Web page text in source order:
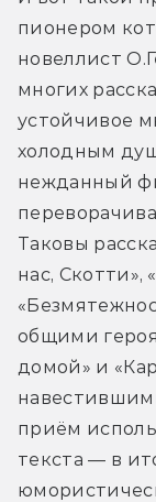
пионером
новеллист
многих
устойчивое
холодным
нежданный
Таковы
нас, Скотти»,
общими
домой» и
приём
текста — в